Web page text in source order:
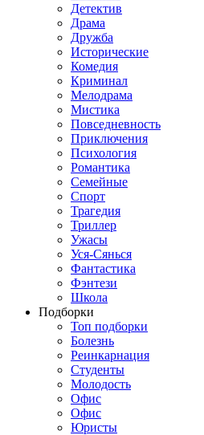
Детектив
Драма
Дружба
Исторические
Комедия
Криминал
Мелодрама
Мистика
Повседневность
Приключения
Психология
Романтика
Семейные
Спорт
Трагедия
Триллер
Ужасы
Уся-Сянься
Фантастика
Фэнтези
Школа
Подборки
Топ подборки
Болезнь
Реинкарнация
Студенты
Молодость
Офис
Офис
Юристы